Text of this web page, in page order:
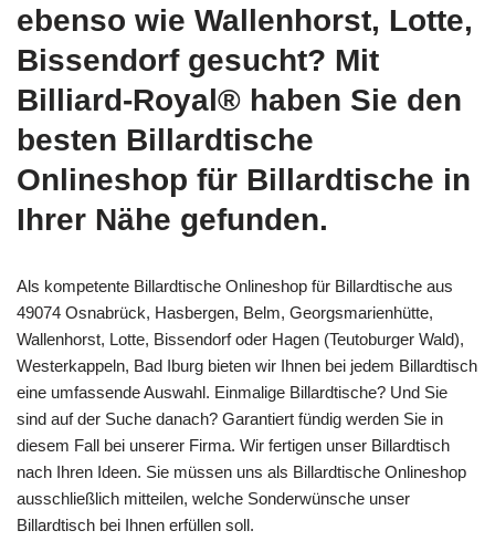
ebenso wie Wallenhorst, Lotte,
Bissendorf gesucht? Mit
Billiard-Royal® haben Sie den
besten Billardtische
Onlineshop für Billardtische in
Ihrer Nähe gefunden.
Als kompetente Billardtische Onlineshop für Billardtische aus
49074 Osnabrück, Hasbergen, Belm, Georgsmarienhütte,
Wallenhorst, Lotte, Bissendorf oder Hagen (Teutoburger Wald),
Westerkappeln, Bad Iburg bieten wir Ihnen bei jedem Billardtisch
eine umfassende Auswahl. Einmalige Billardtische? Und Sie
sind auf der Suche danach? Garantiert fündig werden Sie in
diesem Fall bei unserer Firma. Wir fertigen unser Billardtisch
nach Ihren Ideen. Sie müssen uns als Billardtische Onlineshop
ausschließlich mitteilen, welche Sonderwünsche unser
Billardtisch bei Ihnen erfüllen soll.